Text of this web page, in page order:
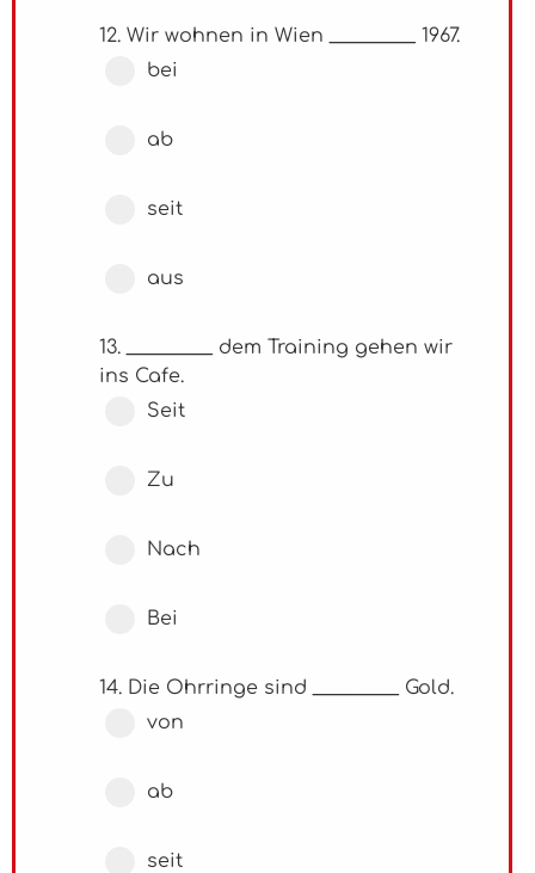
12. Wir wohnen in Wien _________ 1967.
bei
ab
seit
aus
13. _________ dem Training gehen wir
ins Cafe.
Seit
Zu
Nach
Bei
14. Die Ohrringe sind _________ Gold.
von
ab
seit